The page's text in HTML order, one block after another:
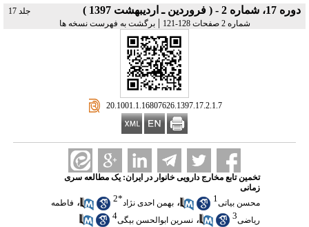
دوره 17، شماره 2 - ( فروردین ـ اردیبهشت 1397 )
جلد 17
شماره 2 صفحات 128-121
|برگشت به فهرست نسخه ها
‎ 20.1001.1.16807626.1397.17.2.1.7
تخمین تابع مخارج دارویی خانوار در ایران: یک مطالعه سری
زمانی
محسن بیاتی1 ، بهمن احدی نژاد*
2 ، فاطمه
ریاضی3 ، نسرین ابوالحسن بیگی4